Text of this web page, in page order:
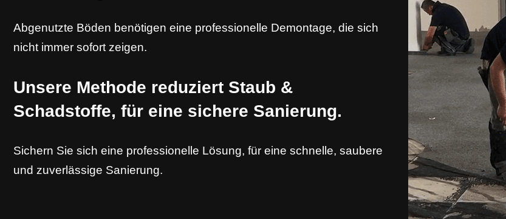
Abgenutzte Böden benötigen eine professionelle Demontage, die sich
nicht immer sofort zeigen.
Unsere Methode reduziert Staub &
Schadstoffe, für eine sichere Sanierung.
Sichern Sie sich eine professionelle Lösung, für eine schnelle, saubere
und zuverlässige Sanierung.